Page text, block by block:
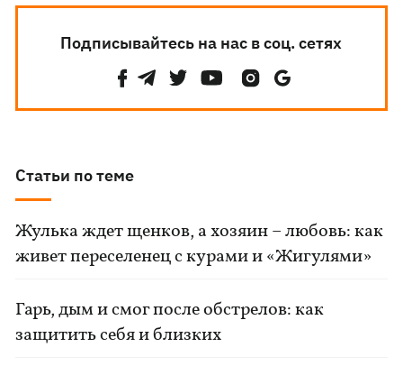
Подписывайтесь на нас в соц. сетях
Статьи по теме
Жулька ждет щенков, а хозяин – любовь: как
живет переселенец с курами и «Жигулями»
Гарь, дым и смог после обстрелов: как
защитить себя и близких